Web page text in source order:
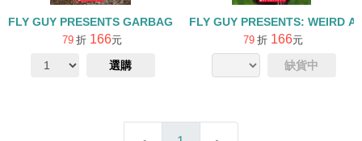
FLY GUY PRESENTS GARBAGE AND RECYCLING L2
79 折 166元
選購
FLY GUY PRESENTS: WEIRD
79 折 166元
缺貨中